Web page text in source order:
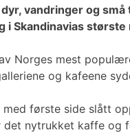
vandringer og
i Skandinavias
Norges mest
og kafeene
første side slått
nytrukket kaffe og